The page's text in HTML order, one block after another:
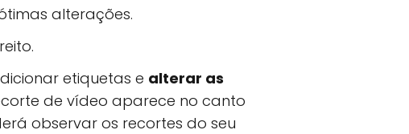
alterações.
etiquetas e alterar as
de vídeo aparece no canto
observar os recortes do seu